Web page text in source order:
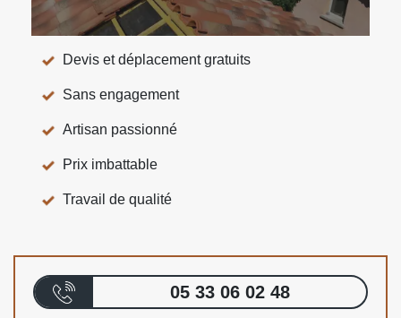
Devis et déplacement gratuits
Sans engagement
Artisan passionné
Prix imbattable
Travail de qualité
05 33 06 02 48